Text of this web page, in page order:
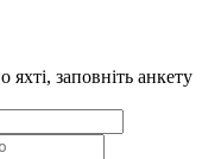
яхті, заповніть анкету